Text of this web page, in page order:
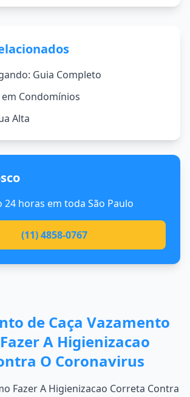
Guia Completo
Condomínios
Alta
horas em toda São Paulo
(11) 4858-0767
de Caça Vazamento
A Higienizacao
O Coronavirus
Fazer A Higienizacao Correta Contra